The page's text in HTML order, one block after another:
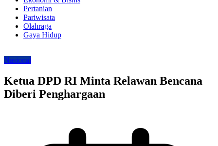
Pertanian
Pariwisata
Olahraga
Gaya Hidup
Nasional
Ketua DPD RI Minta Relawan Bencana
Diberi Penghargaan